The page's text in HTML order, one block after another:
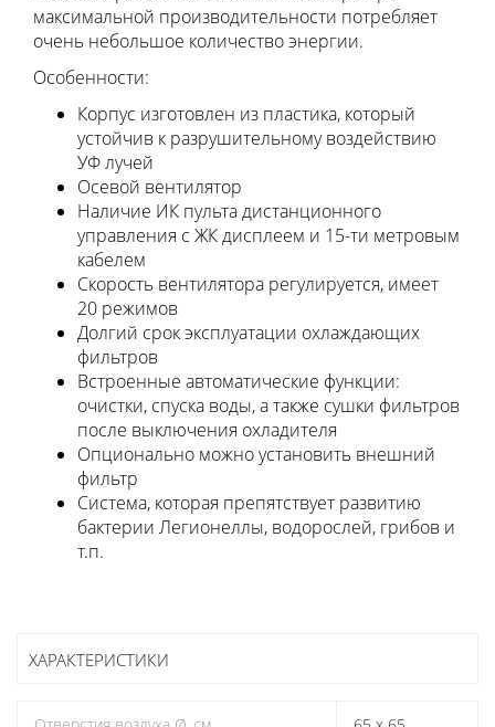
максимальной производительности потребляет
очень небольшое количество энергии.
Особенности:
Корпус изготовлен из пластика, который
устойчив к разрушительному воздействию
УФ лучей
Осевой вентилятор
Наличие ИК пульта дистанционного
управления с ЖК дисплеем и 15-ти метровым
кабелем
Скорость вентилятора регулируется, имеет
20 режимов
Долгий срок эксплуатации охлаждающих
фильтров
Встроенные автоматические функции:
очистки, спуска воды, а также сушки фильтров
после выключения охладителя
Опционально можно установить внешний
фильтр
Система, которая препятствует развитию
бактерии Легионеллы, водорослей, грибов и
т.п.
ХАРАКТЕРИСТИКИ